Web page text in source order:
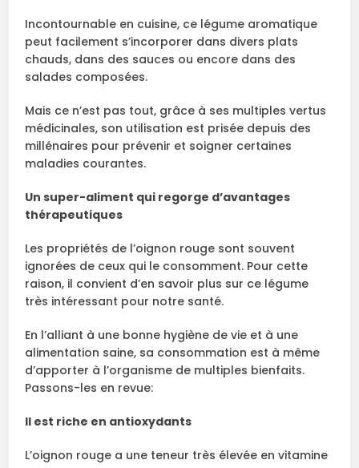
Incontournable en cuisine, ce légume aromatique
peut facilement s’incorporer dans divers plats
chauds, dans des sauces ou encore dans des
salades composées.
Mais ce n’est pas tout, grâce à ses multiples vertus
médicinales, son utilisation est prisée depuis des
millénaires pour prévenir et soigner certaines
maladies courantes.
Un super-aliment qui regorge d’avantages
thérapeutiques
Les propriétés de l’oignon rouge sont souvent
ignorées de ceux qui le consomment. Pour cette
raison, il convient d’en savoir plus sur ce légume
très intéressant pour notre santé.
En l’alliant à une bonne hygiène de vie et à une
alimentation saine, sa consommation est à même
d’apporter à l’organisme de multiples bienfaits.
Passons-les en revue:
Il est riche en antioxydants
L’oignon rouge a une teneur très élevée en vitamine